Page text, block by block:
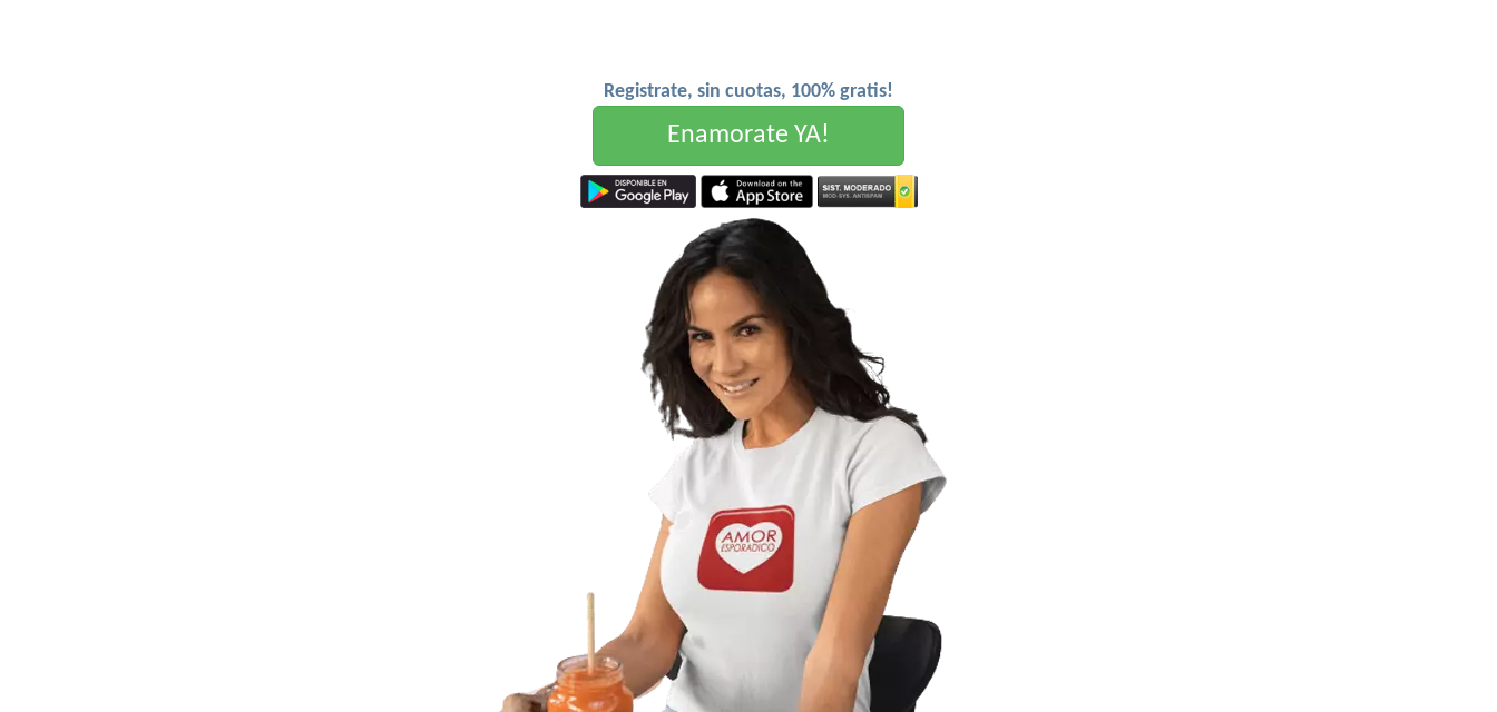
Registrate, sin cuotas, 100% gratis!
Enamorate YA!